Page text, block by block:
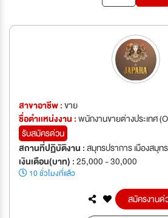
สาขาอาชีพ :ขาย
ชื่อตำเเหน่งงาน :พนักงานขายต่างประเทศ
รับสมัครด่วน
สถานที่ปฏิบัติงาน :สมุทรปราการ เมืองสมุท
เงินเดือน(บาท) :25,000 - 30,000
10 ชั่วโมงที่แล้ว
สมัครงานด่